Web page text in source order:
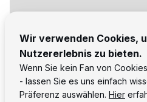
Wir verwenden Cookies,
Nutzererlebnis zu bieten.
Wenn Sie kein Fan von
- lassen Sie es uns einfach
Präferenz auswählen. Hier